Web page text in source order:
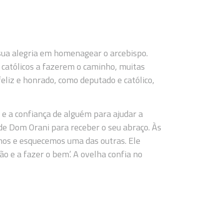
alegria em homenagear o arcebispo.
a fazerem o caminho, muitas
e honrado, como deputado e católico,
a confiança de alguém para ajudar a
Dom Orani para receber o seu abraço. Às
e esquecemos uma das outras. Ele
e a fazer o bem’. A ovelha confia no